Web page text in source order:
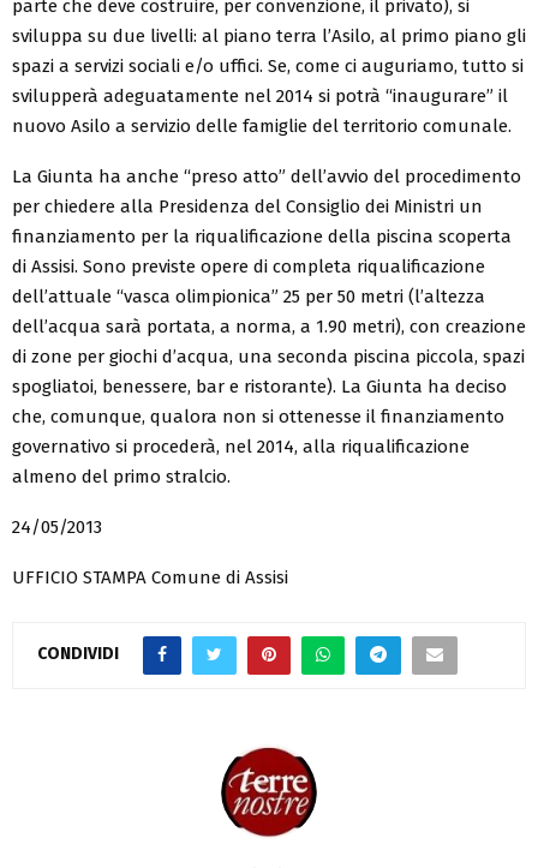
parte che deve costruire, per convenzione, il privato), si
sviluppa su due livelli: al piano terra l’Asilo, al primo piano gli
spazi a servizi sociali e/o uffici. Se, come ci auguriamo, tutto si
svilupperà adeguatamente nel 2014 si potrà “inaugurare” il
nuovo Asilo a servizio delle famiglie del territorio comunale.
La Giunta ha anche “preso atto” dell’avvio del procedimento
per chiedere alla Presidenza del Consiglio dei Ministri un
finanziamento per la riqualificazione della piscina scoperta
di Assisi. Sono previste opere di completa riqualificazione
dell’attuale “vasca olimpionica” 25 per 50 metri (l’altezza
dell’acqua sarà portata, a norma, a 1.90 metri), con creazione
di zone per giochi d’acqua, una seconda piscina piccola, spazi
spogliatoi, benessere, bar e ristorante). La Giunta ha deciso
che, comunque, qualora non si ottenesse il finanziamento
governativo si procederà, nel 2014, alla riqualificazione
almeno del primo stralcio.
24/05/2013
UFFICIO STAMPA Comune di Assisi
CONDIVIDI